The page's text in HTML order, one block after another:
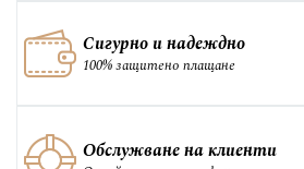
Сигурно и надеждно
100% защитено плащане
Обслужване на клиенти